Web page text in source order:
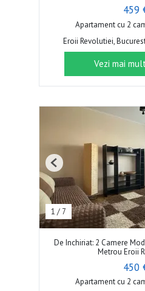
459
Apartament cu 2
Eroii Revolutiei,
Vezi mai
1 / 7
Previous
De Inchiriat: 2 Camere
Metrou Eroii
450
Apartament cu 2